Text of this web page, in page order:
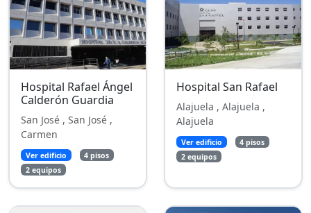
Hospital Rafael Ángel
Calderón Guardia
San José , San José ,
Carmen
Ver edificio
4 pisos
2 equipos
Hospital San Rafael
Alajuela , Alajuela ,
Alajuela
Ver edificio
4 pisos
2 equipos